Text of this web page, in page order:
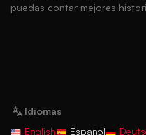
puedas contar mejores
Idiomas
English
Español